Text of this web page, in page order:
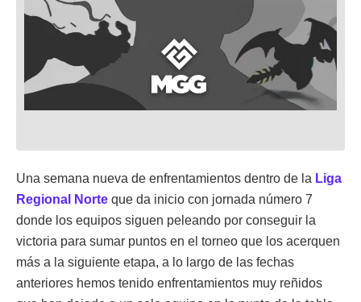
Una semana nueva de enfrentamientos dentro de la Liga
Regional Norte que da inicio con jornada número 7
donde los equipos siguen peleando por conseguir la
victoria para sumar puntos en el torneo que los acerquen
más a la siguiente etapa, a lo largo de las fechas
anteriores hemos tenido enfrentamientos muy reñidos